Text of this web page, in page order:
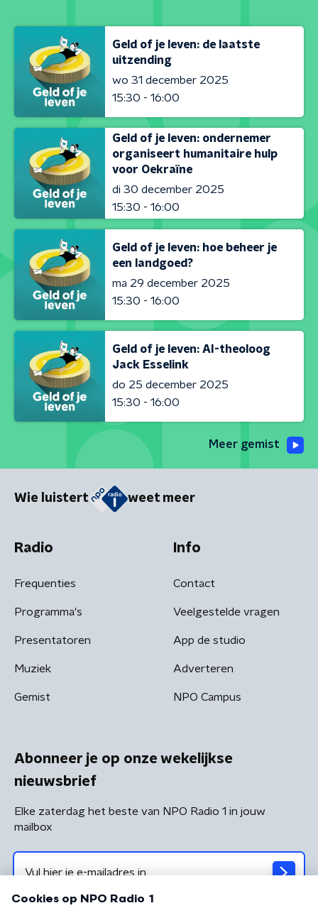
Geld of je leven: de laatste
uitzending
wo 31 december 2025
15:30 - 16:00
Geld of je leven: ondernemer
organiseert humanitaire hulp
voor Oekraïne
di 30 december 2025
15:30 - 16:00
Geld of je leven: hoe beheer je
een landgoed?
ma 29 december 2025
15:30 - 16:00
Geld of je leven: AI-theoloog
Jack Esselink
do 25 december 2025
15:30 - 16:00
Meer gemist
Wie luistert weet meer
Radio
Frequenties
Programma's
Presentatoren
Muziek
Gemist
Info
Contact
Veelgestelde vragen
App de studio
Adverteren
NPO Campus
Abonneer je op onze wekelijkse
nieuwsbrief
Elke zaterdag het beste van NPO Radio 1 in jouw
mailbox